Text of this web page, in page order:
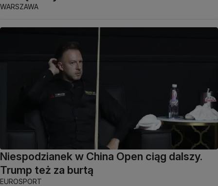
WARSZAWA
Niespodzianek w China Open ciąg dalszy.
Trump też za burtą
EUROSPORT